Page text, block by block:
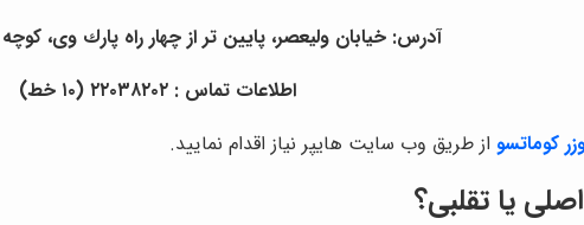
آدرس: خيابان وليعصر، پايين تر از چهار راه پارك وى، كوچه
اطلاعات تماس : ٢٢٠٣٨٢٠٢ (١٠ خط)
کوماتسو از طریق وب سایت هایپر نیاز اقدام نمایید.
یا تقلبی؟